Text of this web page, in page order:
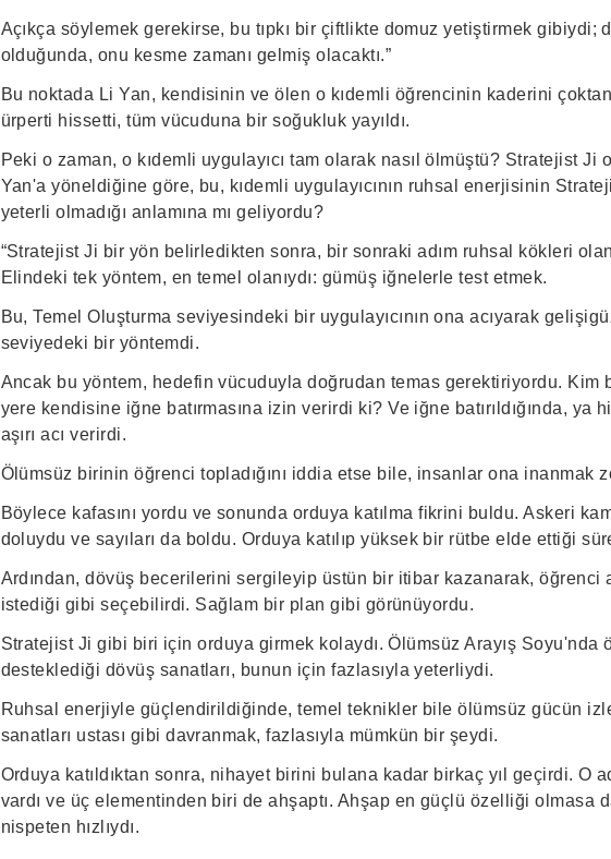
Açıkça söylemek gerekirse, bu tıpkı bir çiftlikte domuz yetiştirmek gibiydi;
olduğunda, onu kesme zamanı gelmiş olacaktı.”
Bu noktada Li Yan, kendisinin ve ölen o kıdemli öğrencinin kaderini
ürperti hissetti, tüm vücuduna bir soğukluk yayıldı.
Peki o zaman, o kıdemli uygulayıcı tam olarak nasıl ölmüştü? Stratejist Ji
Yan'a yöneldiğine göre, bu, kıdemli uygulayıcının ruhsal enerjisinin
yeterli olmadığı anlamına mı geliyordu?
“Stratejist Ji bir yön belirledikten sonra, bir sonraki adım ruhsal kökleri
Elindeki tek yöntem, en temel olanıydı: gümüş iğnelerle test etmek.
Bu, Temel Oluşturma seviyesindeki bir uygulayıcının ona acıyarak
seviyedeki bir yöntemdi.
Ancak bu yöntem, hedefin vücuduyla doğrudan temas gerektiriyordu. Kim
yere kendisine iğne batırmasına izin verirdi ki? Ve iğne batırıldığında, ya
aşırı acı verirdi.
Ölümsüz birinin öğrenci topladığını iddia etse bile, insanlar ona inanmak
Böylece kafasını yordu ve sonunda orduya katılma fikrini buldu. Askeri
doluydu ve sayıları da boldu. Orduya katılıp yüksek bir rütbe elde ettiği
Ardından, dövüş becerilerini sergileyip üstün bir itibar kazanarak, öğrenci
istediği gibi seçebilirdi. Sağlam bir plan gibi görünüyordu.
Stratejist Ji gibi biri için orduya girmek kolaydı. Ölümsüz Arayış Soyu'nda
desteklediği dövüş sanatları, bunun için fazlasıyla yeterliydi.
Ruhsal enerjiyle güçlendirildiğinde, temel teknikler bile ölümsüz gücün
sanatları ustası gibi davranmak, fazlasıyla mümkün bir şeydi.
Orduya katıldıktan sonra, nihayet birini bulana kadar birkaç yıl geçirdi. O
vardı ve üç elementinden biri de ahşaptı. Ahşap en güçlü özelliği olmasa
nispeten hızlıydı.